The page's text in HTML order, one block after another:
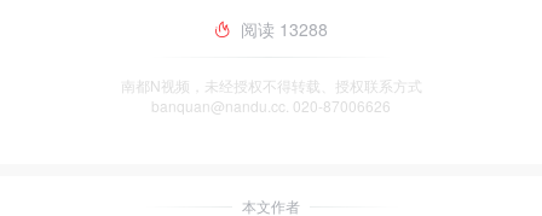
阅读 13288
南都N视频，未经授权不得转载、授权联系方式
banquan@nandu.cc. 020-87006626
本文作者